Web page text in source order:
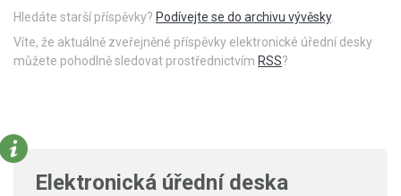
Hledáte starší příspěvky? Podívejte se do archivu vývěsky.
Víte, že aktuálně zveřejněné příspěvky elektronické úřední desky
můžete pohodlně sledovat prostřednictvím RSS?
Elektronická úřední deska